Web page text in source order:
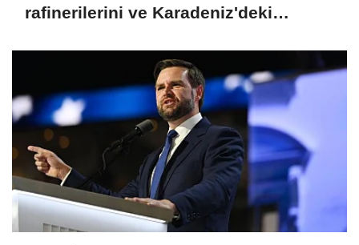
rafinerilerini ve Karadeniz'deki